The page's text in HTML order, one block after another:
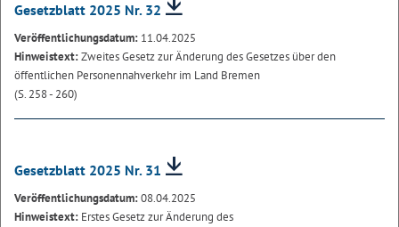
Gesetzblatt 2025 Nr. 32
Veröffentlichungsdatum: 11.04.2025
Hinweistext:Zweites Gesetz zur Änderung des Gesetzes über den
öffentlichen Personennahverkehr im Land Bremen
(S. 258 - 260)
Gesetzblatt 2025 Nr. 31
Veröffentlichungsdatum:08.04.2025
Hinweistext: Erstes Gesetz zur Änderung des